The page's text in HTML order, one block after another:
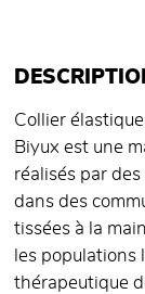
Collier
Biyux est une
réalisés par
dans des
tissées à la
les populations
thérapeutique